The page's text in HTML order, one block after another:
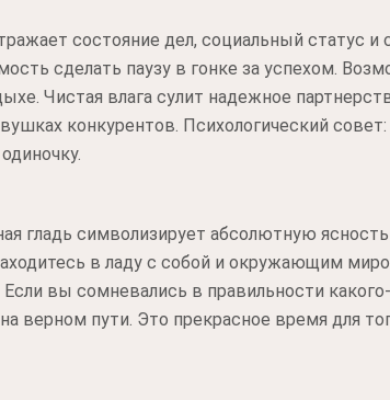
состояние дел, социальный статус и
сделать паузу в гонке за успехом.
Чистая влага сулит надежное
конкурентов. Психологический совет:
гладь символизирует абсолютную
в ладу с собой и окружающим
вы сомневались в правильности
верном пути. Это прекрасное время для